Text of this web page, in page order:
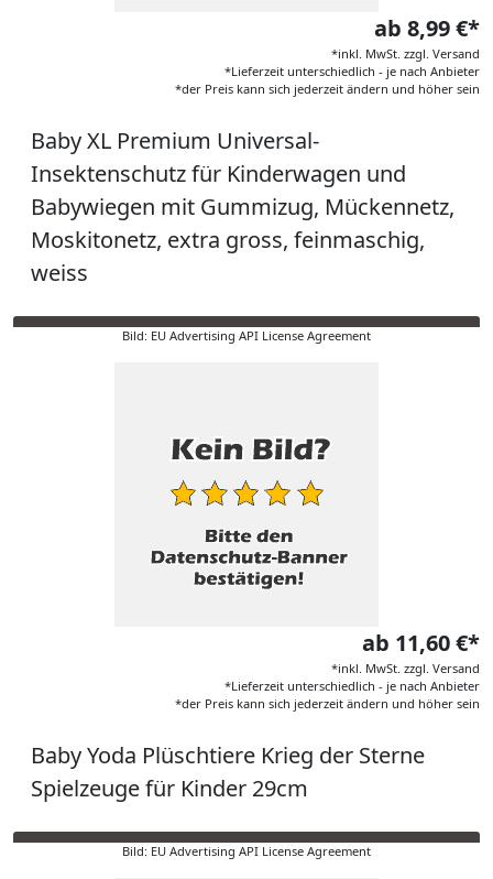
ab 8,99 €*
*inkl. MwSt. zzgl. Versand
*Lieferzeit unterschiedlich - je nach Anbieter
*der Preis kann sich jederzeit ändern und höher sein
Baby XL Premium Universal-
Insektenschutz für Kinderwagen und
Babywiegen mit Gummizug, Mückennetz,
Moskitonetz, extra gross, feinmaschig,
weiss
Bild: EU Advertising API License Agreement
ab 11,60 €*
*inkl. MwSt. zzgl. Versand
*Lieferzeit unterschiedlich - je nach Anbieter
*der Preis kann sich jederzeit ändern und höher sein
Baby Yoda Plüschtiere Krieg der Sterne
Spielzeuge für Kinder 29cm
Bild: EU Advertising API License Agreement